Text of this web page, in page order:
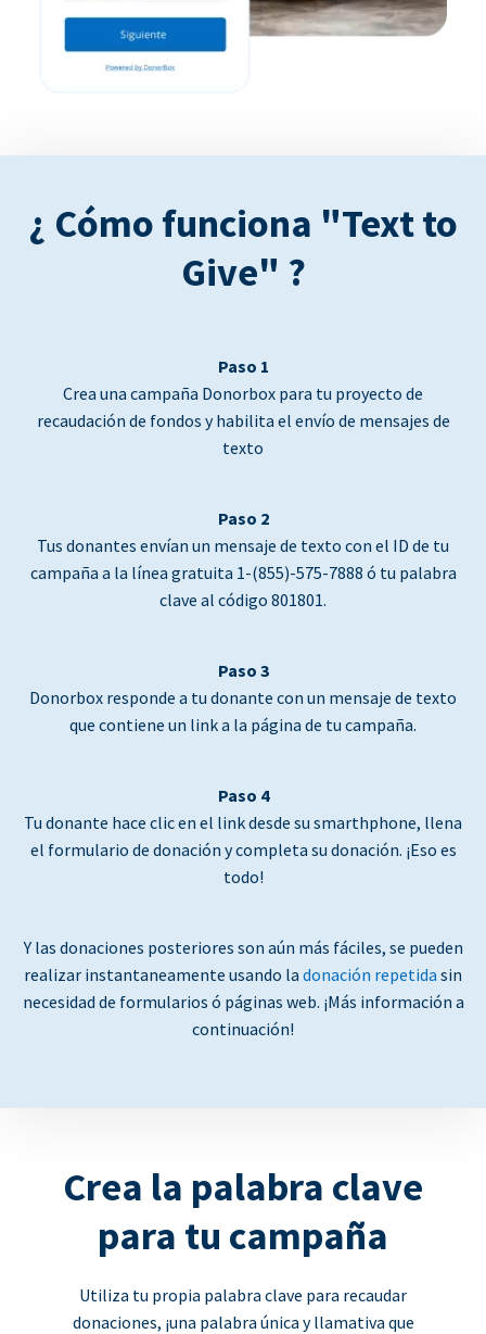
¿ Cómo funciona "Text to
Give" ?
Paso 1
Crea una campaña Donorbox para tu proyecto de
recaudación de fondos y habilita el envío de mensajes de
texto
Paso 2
Tus donantes envían un mensaje de texto con el ID de tu
campaña a la línea gratuita 1-(855)-575-7888 ó tu palabra
clave al código 801801.
Paso 3
Donorbox responde a tu donante con un mensaje de texto
que contiene un link a la página de tu campaña.
Paso 4
Tu donante hace clic en el link desde su smarthphone, llena
el formulario de donación y completa su donación. ¡Eso es
todo!
Y las donaciones posteriores son aún más fáciles, se pueden
realizar instantaneamente usando la donación repetida sin
necesidad de formularios ó páginas web. ¡Más información a
continuación!
Crea la palabra clave
para tu campaña
Utiliza tu propia palabra clave para recaudar
donaciones, ¡una palabra única y llamativa que